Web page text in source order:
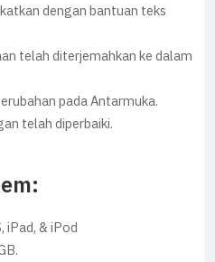
dengan bantuan teks
telah diterjemahkan ke dalam
pada Antarmuka.
telah diperbaiki.
iPad, & iPod